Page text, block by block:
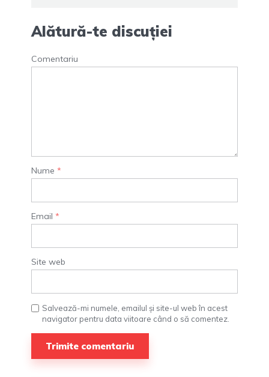
Alătură-te discuției
Comentariu
Nume *
Email *
Site web
Salvează-mi numele, emailul și site-ul web în acest
navigator pentru data viitoare când o să comentez.